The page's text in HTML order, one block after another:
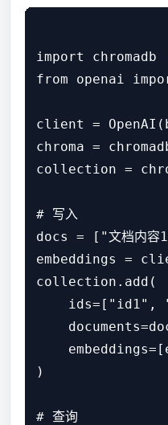
import chromadb
from openai
client =
chroma =
collection =
# 写入
docs = ["文档内容
embeddings =
collection.add(
ids=["id1",
)
# 查询